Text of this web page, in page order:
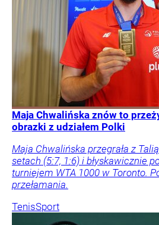
Maja Chwalińska znów to
obrazki z udziałem Polki
Maja Chwalińska przegrała z
setach (5:7, 1:6) i błyskawicznie
turniejem WTA 1000 w Toronto.
przełamania.
TenisSport